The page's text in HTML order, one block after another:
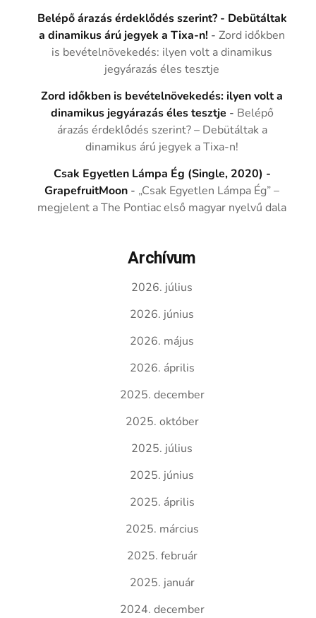
Belépő árazás érdeklődés szerint? - Debütáltak
a dinamikus árú jegyek a Tixa-n! -Zord időkben
is bevételnövekedés: ilyen volt a dinamikus
jegyárazás éles tesztje
Zord időkben is bevételnövekedés: ilyen volt a
dinamikus jegyárazás éles tesztje - Belépő
árazás érdeklődés szerint? – Debütáltak a
dinamikus árú jegyek a Tixa-n!
Csak Egyetlen Lámpa Ég (Single, 2020) -
GrapefruitMoon - „Csak Egyetlen Lámpa Ég” –
megjelent a The Pontiac első magyar nyelvű dala
Archívum
2026. július
2026. június
2026. május
2026. április
2025. december
2025. október
2025. július
2025. június
2025. április
2025. március
2025. február
2025. január
2024. december